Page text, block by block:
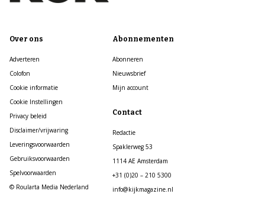
Over ons
Adverteren
Colofon
Cookie informatie
Cookie Instellingen
Privacy beleid
Disclaimer/vrijwaring
Leveringsvoorwaarden
Gebruiksvoorwaarden
Spelvoorwaarden
© Roularta Media Nederland
Abonnementen
Abonneren
Nieuwsbrief
Mijn account
Contact
Redactie
Spaklerweg 53
1114 AE Amsterdam
+31 (0)20 – 210 5300
info@kijkmagazine.nl